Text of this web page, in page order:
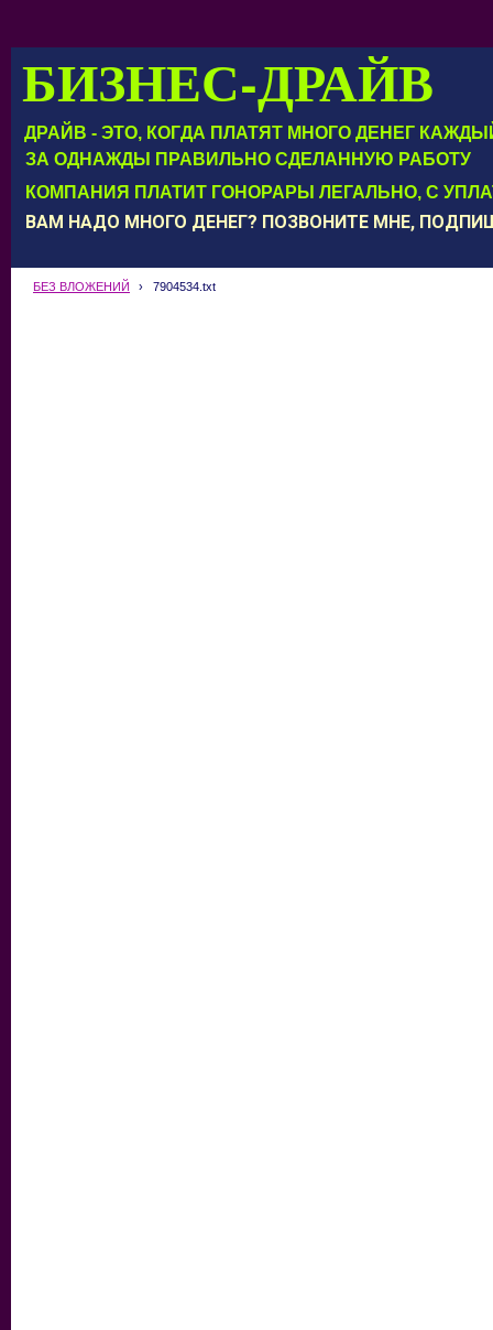
БИЗНЕС-ДРАЙВ
ДРАЙВ - ЭТО, КОГДА ПЛАТЯТ МНОГО ДЕНЕГ
КОМПАНИЯ ПЛАТИТ ГОНОРАРЫ ЛЕГАЛЬНО, С
ЗА ОДНАЖДЫ ПРАВИЛЬНО СДЕЛАННУЮ РАБОТУ
ВАМ НАДО МНОГО ДЕНЕГ? ПОЗВОНИТЕ МНЕ,
БЕЗ ВЛОЖЕНИЙ › 7904534.txt